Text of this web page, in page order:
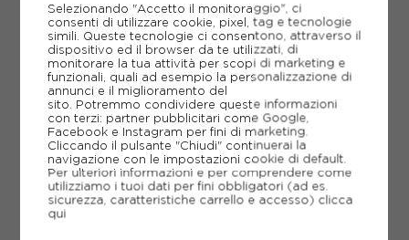
PIÙ INFORMAZIONI
SCHEDA TECNICA
GUIDA ALLE TAGLIE
CONSIGLIATI DA NOI
Selezionando "Accetto il monitoraggio", ci
consenti di utilizzare cookie, pixel, tag e tecnologie
simili. Queste tecnologie ci consentono, attraverso il
dispositivo ed il browser da te utilizzati, di
monitorare la tua attività per scopi di marketing e
funzionali, quali ad esempio la personalizzazione di
annunci e il miglioramento del
sito. Potremmo condividere queste informazioni
con terzi: partner pubblicitari come Google,
Facebook e Instagram per fini di marketing.
Cliccando il pulsante "Chiudi" continuerai la
navigazione con le impostazioni cookie di default.
Per ulteriori informazioni e per comprendere come
utilizziamo i tuoi dati per fini obbligatori (ad es.
sicurezza, caratteristiche carrello e accesso) clicca
qui